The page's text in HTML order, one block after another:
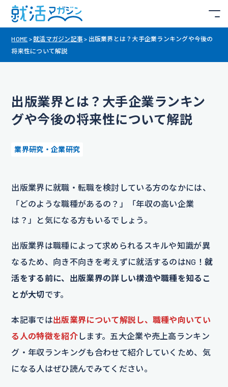
HOME >就活マガジン記事 > 出版業界とは？大手企業ランキングや今後の
将来性について解説
出版業界とは？大手企業ランキン
グや今後の将来性について解説
業界研究・企業研究
出版業界に就職・転職を検討している方のなかには、
「どのような職種があるの？」「年収の高い企業
は？」と気になる方もいるでしょう。
出版業界は職種によって求められるスキルや知識が異
なるため、向き不向きを考えずに就活するのはNG！就
活をする前に、出版業界の詳しい構造や職種を知るこ
とが大切です。
本記事では出版業界について解説し、職種や向いてい
る人の特徴を紹介します。五大企業や売上高ランキン
グ・年収ランキングも合わせて紹介していくため、気
になる人はぜひ読んでみてください。